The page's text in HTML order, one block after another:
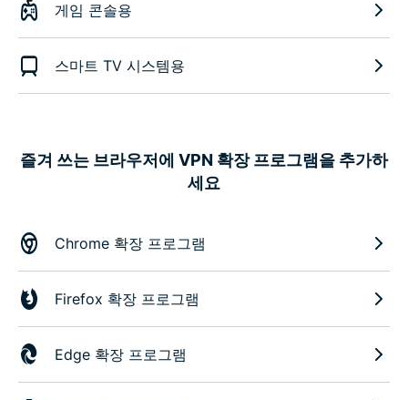
게임 콘솔용
스마트 TV 시스템용
즐겨 쓰는 브라우저에 VPN 확장 프로그램을 추가하
세요
Chrome 확장 프로그램
Firefox 확장 프로그램
Edge 확장 프로그램